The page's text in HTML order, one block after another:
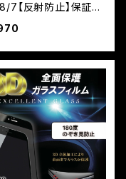
7【反射防止】保証付
スフィルム『鎧』3D全
ルカバー ブラック